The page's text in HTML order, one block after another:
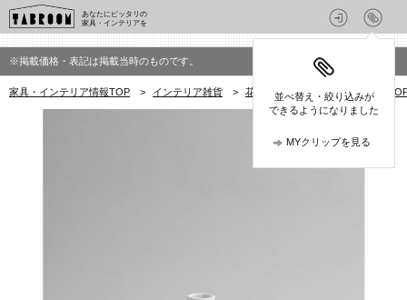
あなたにピッタリの
家具・インテリアを
並べ替え・絞り込みが
できるようになりました
MYクリップを見る
※掲載価格・表記は掲載当時のものです。
家具・インテリア情報TOP > インテリア雑貨 > 花瓶・フラワーベース > 101